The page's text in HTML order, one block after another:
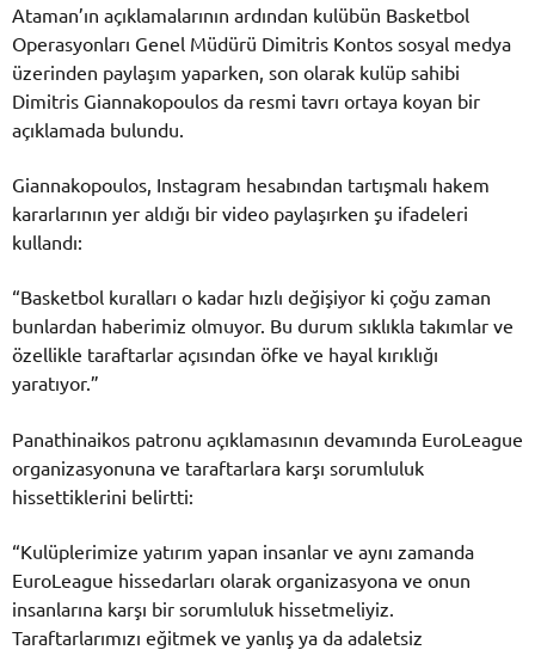
Ataman’ın açıklamalarının ardından kulübün Basketbol
Operasyonları Genel Müdürü Dimitris Kontos sosyal medya
üzerinden paylaşım yaparken, son olarak kulüp sahibi
Dimitris Giannakopoulos da resmi tavrı ortaya koyan bir
açıklamada bulundu.
Giannakopoulos, Instagram hesabından tartışmalı hakem
kararlarının yer aldığı bir video paylaşırken şu ifadeleri
kullandı:
“Basketbol kuralları o kadar hızlı değişiyor ki çoğu zaman
bunlardan haberimiz olmuyor. Bu durum sıklıkla takımlar ve
özellikle taraftarlar açısından öfke ve hayal kırıklığı
yaratıyor.”
Panathinaikos patronu açıklamasının devamında EuroLeague
organizasyonuna ve taraftarlara karşı sorumluluk
hissettiklerini belirtti:
“Kulüplerimize yatırım yapan insanlar ve aynı zamanda
EuroLeague hissedarları olarak organizasyona ve onun
insanlarına karşı bir sorumluluk hissetmeliyiz.
Taraftarlarımızı eğitmek ve yanlış ya da adaletsiz